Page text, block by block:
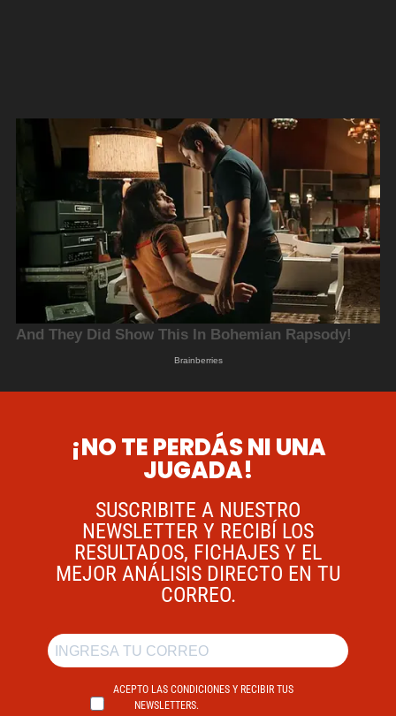
¡NO TE PERDÁS NI UNA
JUGADA!
SUSCRIBITE A NUESTRO
NEWSLETTER Y RECIBÍ LOS
RESULTADOS, FICHAJES Y EL
MEJOR ANÁLISIS DIRECTO EN TU
CORREO.
ACEPTO LAS CONDICIONES Y RECIBIR TUS
NEWSLETTERS.